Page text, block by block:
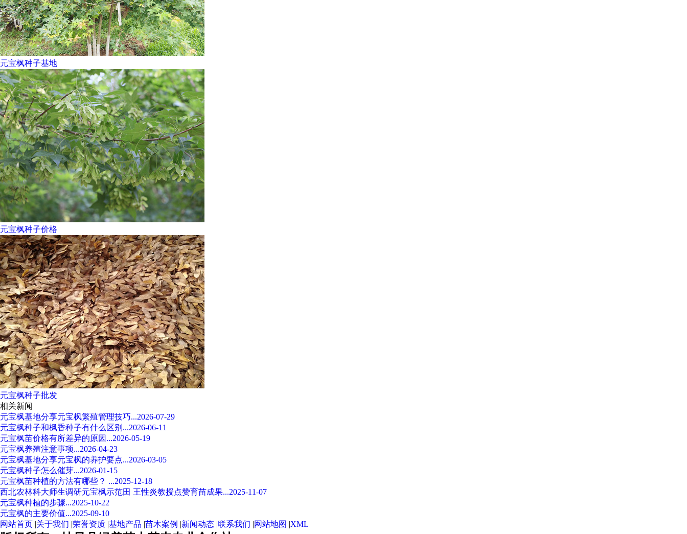
元宝枫种子基地
元宝枫种子价格
元宝枫种子批发
相关新闻
元宝枫基地分享元宝枫繁殖管理技巧...2026-07-29
元宝枫种子和枫香种子有什么区别...2026-06-11
元宝枫苗价格有所差异的原因...2026-05-19
元宝枫养殖注意事项...2026-04-23
元宝枫基地分享元宝枫的养护要点...2026-03-05
元宝枫种子怎么催芽...2026-01-15
元宝枫苗种植的方法有哪些？ ...2025-12-18
西北农林科大师生调研元宝枫示范田 王性炎教授点赞育苗成果...2025-11-07
元宝枫种植的步骤...2025-10-22
元宝枫的主要价值...2025-09-10
网站首页 |关于我们 |荣誉资质 |基地产品 |苗木案例 |新闻动态 |联系我们 |网站地图 |XML